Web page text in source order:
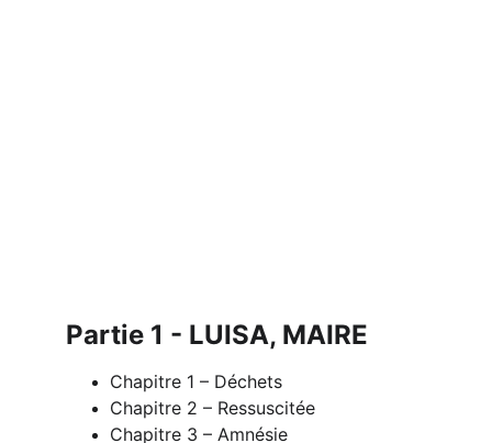
Partie 1 - LUISA, MAIRE
Chapitre 1 – Déchets
Chapitre 2 – Ressuscitée
Chapitre 3 – Amnésie